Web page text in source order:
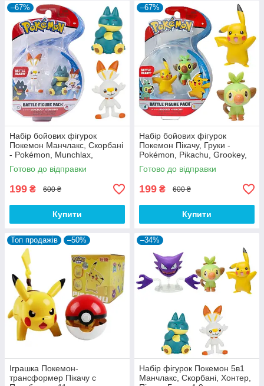
–67%
Набір бойових фігурок
Покемон Манчлакс, Скорбані
- Pokémon, Munchlax,
Scorbunny, Battle figure pack
Готово до відправки
199 ₴ 600 ₴
Купити
–67%
Набір бойових фігурок
Покемон Пікачу, Груки -
Pokémon, Pikachu, Grookey,
Battle figure pack
Готово до відправки
199 ₴ 600 ₴
Купити
Топ продажів –50%
Іграшка Покемон-
трансформер Пікачу с
–34%
Набір фігурок Покемон 5в1
Манчлакс, Скорбані, Хонтер,